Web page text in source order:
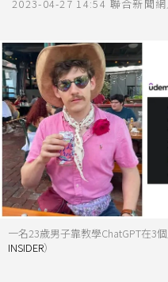
2023-04-27 14:54 聯合新聞
一名23歲男子靠教學ChatGPT在3
INSIDER）